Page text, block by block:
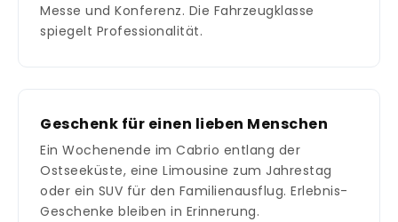
Messe und Konferenz. Die Fahrzeugklasse
spiegelt Professionalität.
Geschenk für einen lieben Menschen
Ein Wochenende im Cabrio entlang der
Ostseeküste, eine Limousine zum Jahrestag
oder ein SUV für den Familienausflug. Erlebnis-
Geschenke bleiben in Erinnerung.